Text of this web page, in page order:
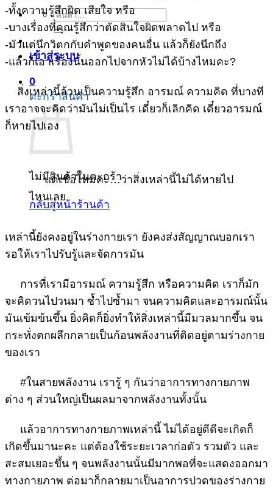
ค้นหา:
เข้าสู่ระบบ
0
ตะกร้าสินค้า
ไม่มีสินค้าในตะกร้า
กลับสู่หน้าร้านค้า
-ทั้งความรู้สึกผิด เสียใจ หรือ
-บางเรื่องที่คุณรู้สึกว่าตัดสินใจผิดพลาดไป หรือ
-มัวแต่นึกวิตกกับคำพูดของคนอื่น แล้วก็ยังนึกถึง
-แล้วก็เอาเรื่องนั้นออกไปจากหัวไม่ได้บ้างไหมคะ?
สิ่งเหล่านี้ล้วนเป็นความรู้สึก อารมณ์ ความคิด ที่บางที
เราอาจจะคิดว่ามันไม่เป็นไร เดี๋ยวก็เลิกคิด เดี๋ยวอารมณ์
ก็หายไปเอง
แต่เชื่อไหมคะ…ว่าสิ่งเหล่านี้ไม่ได้หายไป
ไหนเลย
เหล่านี้ยังคงอยู่ในร่างกายเรา ยังคงส่งสัญญาณบอกเรา
รอให้เราไปรับรู้และจัดการมัน
การที่เรามีอารมณ์ ความรู้สึก หรือความคิด เราก็มัก
จะคิดวนไปวนมา ซ้ำไปซ้ำมา จนความคิดและอารมณ์นั้น
มันเข้มข้นขึ้น ยิ่งคิดก็ยิ่งทำให้สิ่งเหล่านี้มีมวลมากขึ้น จน
กระทั่งตกผลึกกลายเป็นก้อนพลังงานที่ติดอยู่ตามร่างกาย
ของเรา
#ในสายพลังงาน เรารู้ ๆ กันว่าอาการทางกายภาพ
ต่าง ๆ ส่วนใหญ่เป็นผลมาจากพลังงานทั้งนั้น
แล้วอาการทางกายภาพเหล่านี้ ไม่ได้อยู่ดีดีจะเกิดก็
เกิดขึ้นมานะคะ แต่ต้องใช้ระยะเวลาก่อตัว รวมตัว และ
สะสมเยอะขึ้น ๆ จนพลังงานนั้นมีมากพอที่จะแสดงออกมา
ทางกายภาพ ต่อมาก็กลายมาเป็นอาการปวดของร่างกาย